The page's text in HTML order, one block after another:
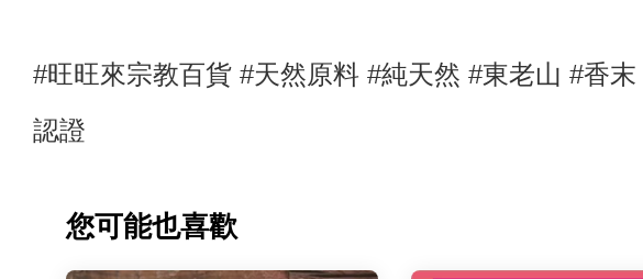
#旺旺來宗教百貨 #天然原料 #純天然 #東老山 #香末
認證
您可能也喜歡